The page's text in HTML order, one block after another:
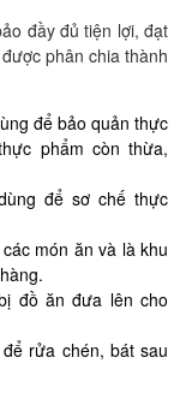
đầy đủ tiện lợi, đạt
phân chia thành
để bảo quản thực
phẩm còn thừa,
để sơ chế thực
món ăn và là khu
đồ ăn đưa lên cho
rửa chén, bát sau